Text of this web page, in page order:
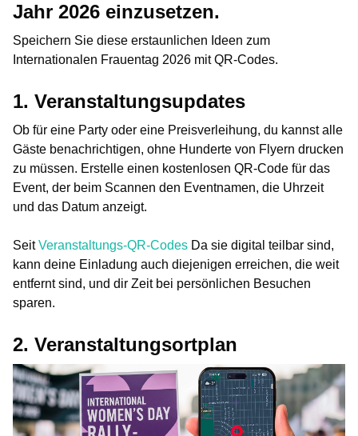
Jahr 2026 einzusetzen.
Speichern Sie diese erstaunlichen Ideen zum
Internationalen Frauentag 2026 mit QR-Codes.
1. Veranstaltungsupdates
Ob für eine Party oder eine Preisverleihung, du kannst alle
Gäste benachrichtigen, ohne Hunderte von Flyern drucken
zu müssen. Erstelle einen kostenlosen QR-Code für das
Event, der beim Scannen den Eventnamen, die Uhrzeit
und das Datum anzeigt.
SeitVeranstaltungs-QR-Codes Da sie digital teilbar sind,
kann deine Einladung auch diejenigen erreichen, die weit
entfernt sind, und dir Zeit bei persönlichen Besuchen
sparen.
2. Veranstaltungsortplan